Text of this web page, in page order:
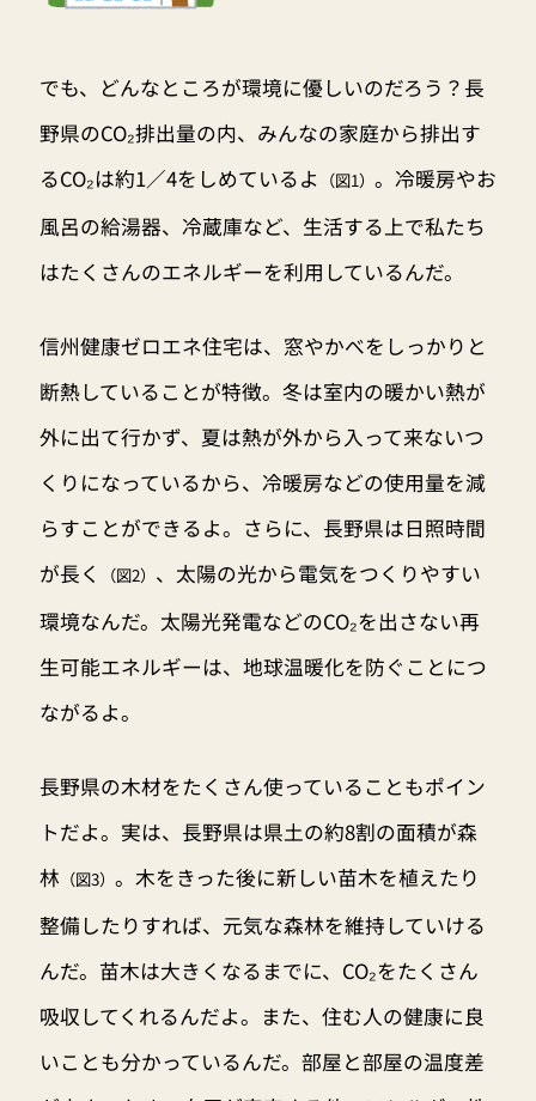
でも、どんなところが環境に優しいのだろう？⾧
野県のCO₂排出量の内、みんなの家庭から排出す
るCO₂は約1／4をしめているよ （図1） 。冷暖房やお
風呂の給湯器、冷蔵庫など、生活する上で私たち
はたくさんのエネルギーを利用しているんだ。
信州健康ゼロエネ住宅は、窓やかべをしっかりと
断熱していることが特徴。冬は室内の暖かい熱が
外に出て行かず、夏は熱が外から入って来ないつ
くりになっているから、冷暖房などの使用量を減
らすことができるよ。さらに、長野県は日照時間
が長く
（図2） 、太陽の光から電気をつくりやすい
環境なんだ。太陽光発電などのCO₂を出さない再
生可能エネルギーは、地球温暖化を防ぐことにつ
ながるよ。
長野県の木材をたくさん使っていることもポイン
トだよ。実は、長野県は県土の約8割の面積が森
林 （図3） 。木をきった後に新しい苗木を植えたり
整備したりすれば、元気な森林を維持していける
んだ。苗木は大きくなるまでに、CO₂をたくさん
吸収してくれるんだよ。また、住む人の健康に良
いことも分かっているんだ。部屋と部屋の温度差